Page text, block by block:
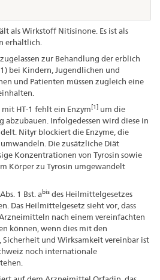
als Wirkstoff Nitisinone. Es ist als
erhältlich.
zur Behandlung der erblich
bei Kindern, Jugendlichen und
und Patienten müssen zugleich eine
HT-1 fehlt ein Enzym[1] um die
abzubauen. Infolgedessen wird diese in
Nityr blockiert die Enzyme, die
Die zusätzliche Diät
Konzentrationen von Tyrosin sowie
Körper zu Tyrosin umgewandelt
1 Bst. abis des Heilmittelgesetzes
Das Heilmittelgesetz sieht vor, dass
nach einem vereinfachten
können, wenn dies mit den
und Wirksamkeit vereinbar ist
noch internationale